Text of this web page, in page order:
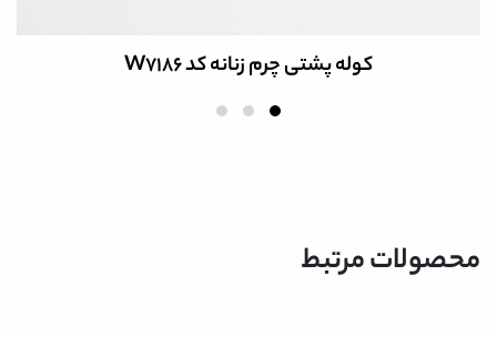
کت چرم مردانه کد PCM154
محصولات مرتبط